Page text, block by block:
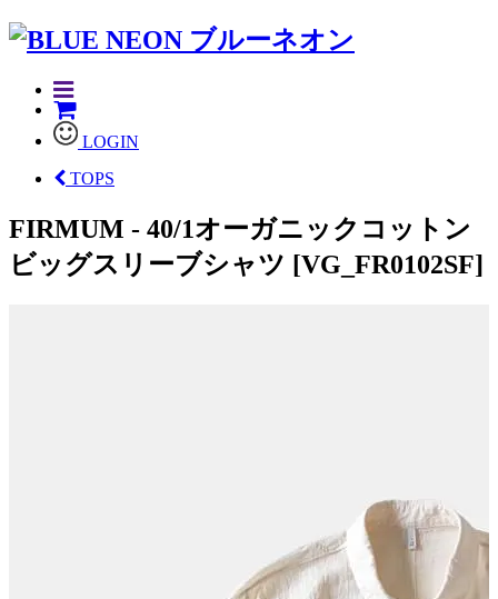
LOGIN
TOPS
FIRMUM - 40/1オーガニックコットン
ビッグスリーブシャツ [VG_FR0102SF]